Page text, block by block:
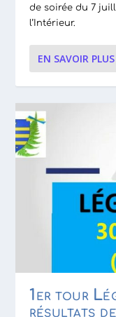
de soirée du 7
l’Intérieur.
EN SAVOIR PLUS
1er tour
résultats